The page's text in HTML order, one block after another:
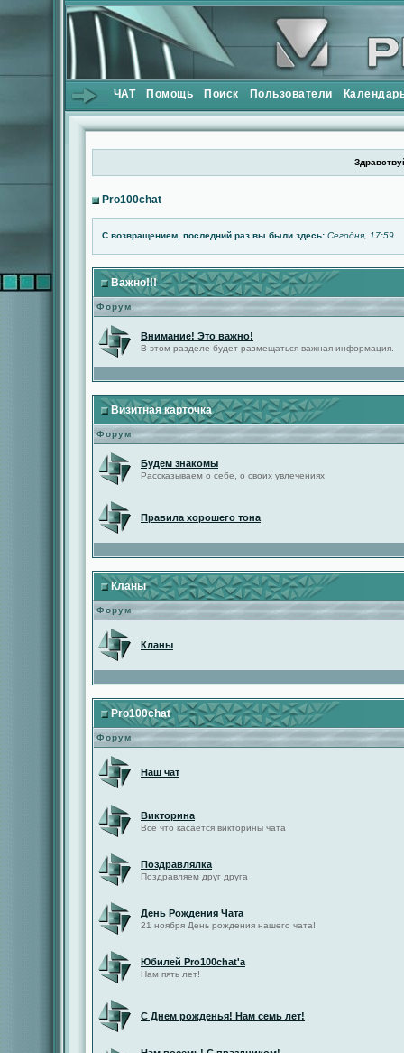
ЧАТ Помощь Поиск Пользователи
Pro100chat
С возвращением, последний раз вы были здесь: Сегодня, 17:59
Важно!!!
Форум
Внимание! Это важно!
В этом разделе будет размещаться важная информация.
Визитная карточка
Форум
Будем знакомы
Рассказываем о себе, о своих увлечениях
Правила хорошего тона
Кланы
Форум
Кланы
Pro100chat
Форум
Наш чат
Викторина
Всё что касается викторины чата
Поздравлялка
Поздравляем друг друга
День Рождения Чата
21 ноября День рождения нашего чата!
Юбилей Pro100chat'а
Нам пять лет!
С Днем рожденья! Нам семь лет!